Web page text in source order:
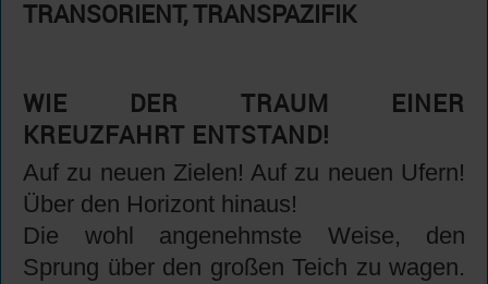
TRANSORIENT, TRANSPAZIFIK
WIE DER TRAUM EINER
KREUZFAHRT ENTSTAND!
Auf zu neuen Zielen! Auf zu neuen Ufern!
Über den Horizont hinaus!
Die wohl angenehmste Weise, den
Sprung über den großen Teich zu wagen.